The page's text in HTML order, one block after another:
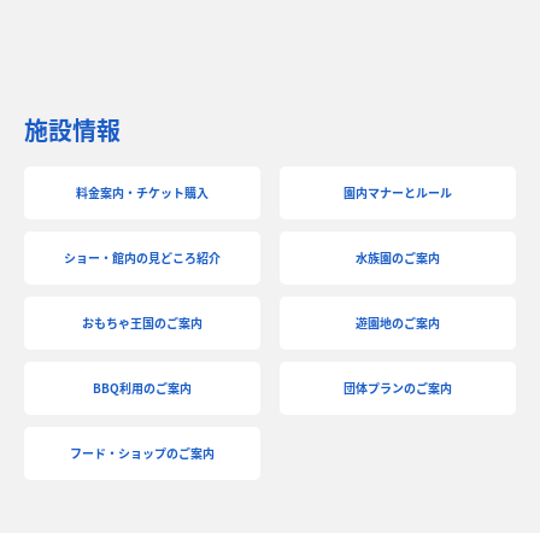
施設情報
料金案内・チケット購入 園内マナーとルール
ショー・館内の見どころ紹介 水族園のご案内
おもちゃ王国のご案内 遊園地のご案内
BBQ利用のご案内 団体プランのご案内
フード・ショップのご案内